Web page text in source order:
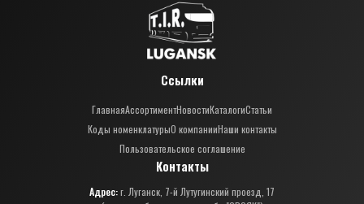
Ссылки
ГлавнаяАссортиментНовостиКаталогиСтатьи
Коды номенклатурыО компанииНаши контакты
Пользовательское соглашение
Контакты
Адрес:г. Луганск, 7-й Лутугинский проезд, 17